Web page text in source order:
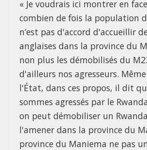
« Je voudrais ici montrer en
combien de fois la population
n’est pas d'accord d'accueillir
anglaises dans la province du
non plus les démobilisés du
d'ailleurs nos agresseurs.
l'État, dans ces propos, il dit
sommes agressés par le
on peut démobiliser un
l'amener dans la province du
province du Maniema ne pas